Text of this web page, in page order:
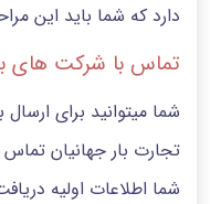
دارد که شما باید این
تماس با شرکت های
شما میتوانید برای ارسال
تجارت بار جهانیان
شما اطلاعات اولیه